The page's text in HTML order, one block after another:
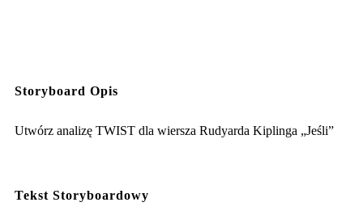
Storyboard Opis
Utwórz analizę TWIST dla wiersza Rudyarda Kiplinga „Jeśli”
Tekst Storyboardowy